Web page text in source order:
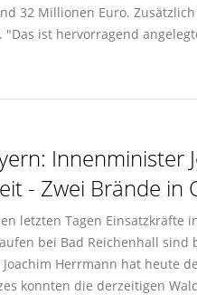
32 Millionen Euro.
"Das ist hervorragend
- Zwei Brände
letzten Tagen Einsatzkräfte
bei Bad Reichenhall
Herrmann hat heute
konnten die derzeitigen